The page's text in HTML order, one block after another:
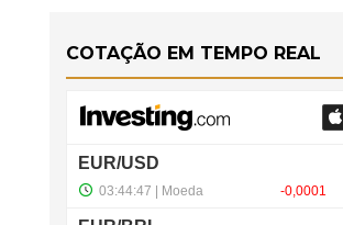
COTAÇÃO EM TEMPO REAL